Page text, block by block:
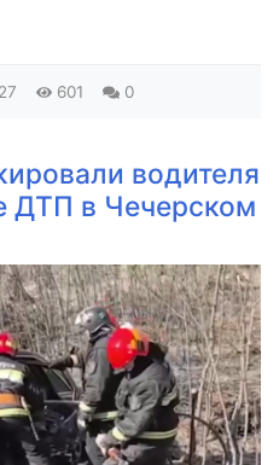
601 0
водителя
ДТП в Чечерском